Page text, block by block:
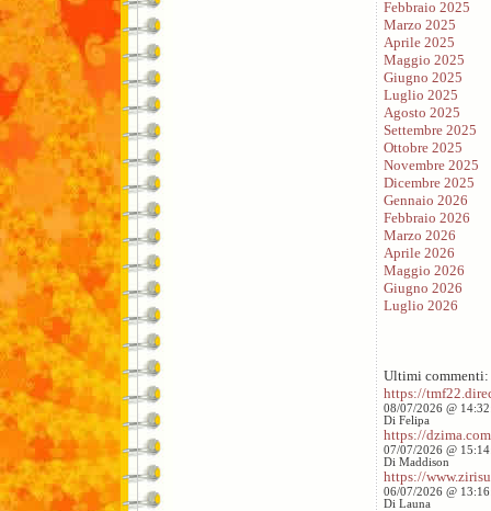
Febbraio 2025
Marzo 2025
Aprile 2025
Maggio 2025
Giugno 2025
Luglio 2025
Agosto 2025
Settembre 2025
Ottobre 2025
Novembre 2025
Dicembre 2025
Gennaio 2026
Febbraio 2026
Marzo 2026
Aprile 2026
Maggio 2026
Giugno 2026
Luglio 2026
Ultimi commenti:
https://
08/07/2026 @
Di Felipa
https://
07/07/2026 @
Di Maddison
https://
06/07/2026 @
Di Launa